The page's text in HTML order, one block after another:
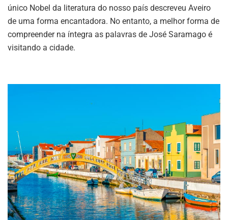
único Nobel da literatura do nosso país descreveu Aveiro
de uma forma encantadora. No entanto, a melhor forma de
compreender na íntegra as palavras de José Saramago é
visitando a cidade.